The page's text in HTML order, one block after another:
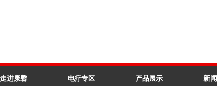
走进康馨 电疗专区 产品展示 新